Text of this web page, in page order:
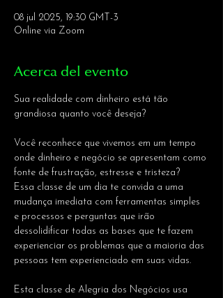
08 jul 2025, 19:30 GMT-3
Online via Zoom
Acerca del evento
Sua realidade com dinheiro está tão
grandiosa quanto você deseja?
Você reconhece que vivemos em um tempo
onde dinheiro e negócio se apresentam como
fonte de frustração, estresse e tristeza?
Essa classe de um dia te convida a uma
mudança imediata com ferramentas simples
e processos e perguntas que irão
dessolidificar todas as bases que te fazem
experienciar os problemas que a maioria das
pessoas tem experienciado em suas vidas.
Esta classe de Alegria dos Negócios usa